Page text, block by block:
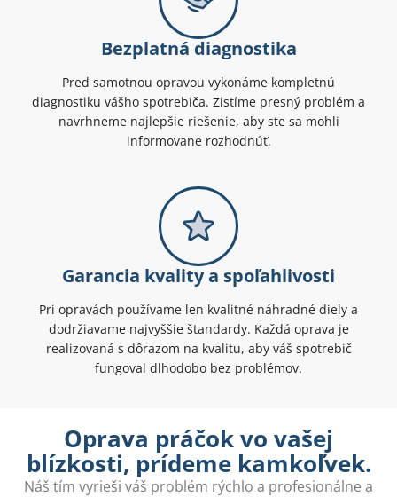
Bezplatná diagnostika
Pred samotnou opravou vykonáme kompletnú
diagnostiku vášho spotrebiča. Zistíme presný problém a
navrhneme najlepšie riešenie, aby ste sa mohli
informovane rozhodnúť.
Garancia kvality a spoľahlivosti
Pri opravách používame len kvalitné náhradné diely a
dodržiavame najvyššie štandardy. Každá oprava je
realizovaná s dôrazom na kvalitu, aby váš spotrebič
fungoval dlhodobo bez problémov.
Oprava práčok vo vašej
blízkosti, prídeme kamkoľvek.
Náš tím vyrieši váš problém rýchlo a profesionálne a